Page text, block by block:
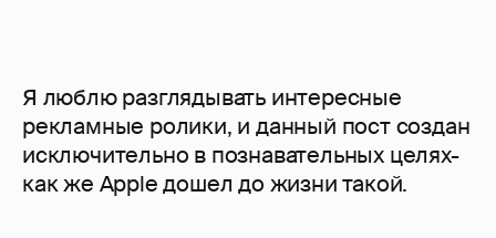
Я люблю разглядывать интересные
рекламные ролики, и данный пост создан
исключительно в познавательных целях-
как же Apple дошел до жизни такой.